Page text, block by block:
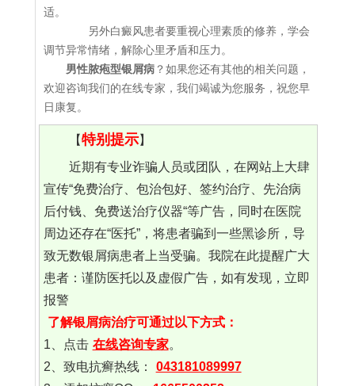
适。
另外白癜风患者要重视心理素质的修养，学会
调节异常情绪，解除心里矛盾和压力。
男性脓疱型银屑病 ？如果您还有其他的相关问题，
欢迎咨询我们的在线专家，我们竭诚为您服务，祝您早
日康复。
【特别提示】
近期有专业诈骗人员或团队，在网站上大肆
宣传“免费治疗、包治包好、签约治疗、先治病
后付钱、免费送治疗仪器“等广告，同时在医院
周边还存在“医托”，将患者骗到一些黑诊所，导
致无数银屑病患者上当受骗。我院在此提醒广大
患者：谨防医托以及虚假广告，如有发现，立即
报警
了解银屑病治疗可通过以下方式：
1、点击 在线咨询专家。
2、致电抗癣热线：
043181089997